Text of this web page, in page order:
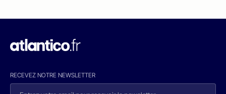
RECEVEZ NOTRE NEWSLETTER